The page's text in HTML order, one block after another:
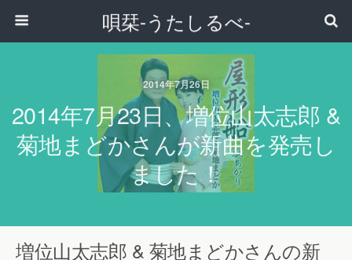
唄栞-うたしるべ-
2014年7月26日
2014年7月23日、増位山太志郎 &
菊地まどかさんが新曲を発売し
ました！
増位山太志郎 & 菊地まどかさんの新